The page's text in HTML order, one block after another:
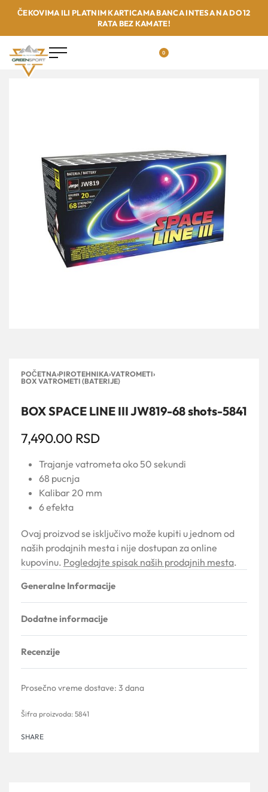
ČEKOVIMA ILI PLATNIM KARTICAMA BANCA INTESA NA DO 12
RATA BEZ KAMATE!
0
POČETNA›PIROTEHNIKA›VATROMETI›
BOX VATROMETI (BATERIJE)
BOX SPACE LINE III JW819-68 shots-5841
7,490.00 RSD
Trajanje vatrometa oko 50 sekundi
68 pucnja
Kalibar 20 mm
6 efekta
Ovaj proizvod se isključivo može kupiti u jednom od
naših prodajnih mesta i nije dostupan za online
kupovinu. Pogledajte spisak naših prodajnih mesta.
Generalne Informacije
Dodatne informacije
Recenzije
Prosečno vreme dostave: 3 dana
5841
SHARE